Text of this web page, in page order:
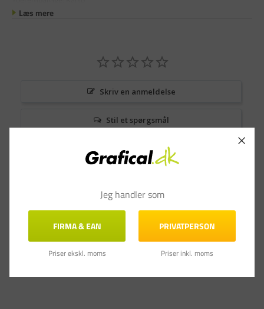
Læs mere
Skriv en anmeldelse
Stil et spørgsmål
Spørgsmål & Svar
Jeg handler som
FIRMA & EAN
Priser ekskl. moms
PRIVATPERSON
Priser inkl. moms